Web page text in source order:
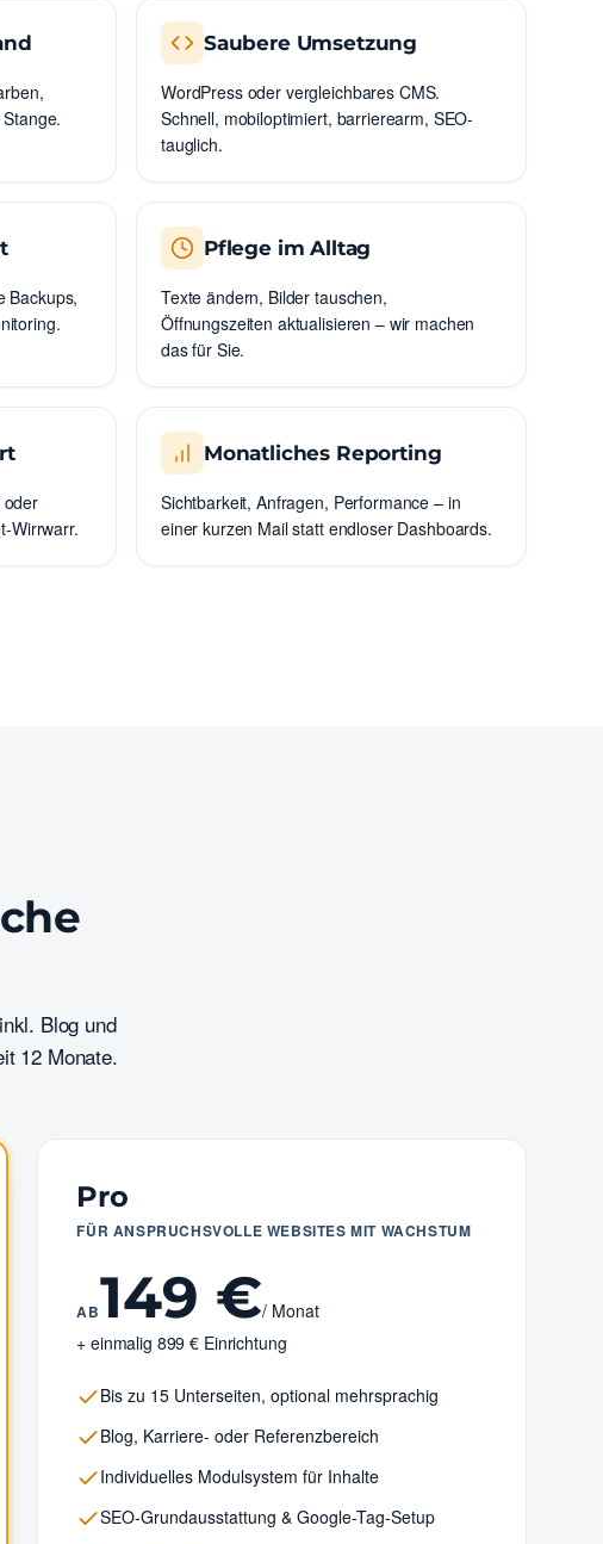
Saubere Umsetzung
WordPress oder vergleichbares CMS.
Schnell, mobiloptimiert, barrierearm, SEO-
tauglich.
Backups,
Pflege im Alltag
Texte ändern, Bilder tauschen,
Öffnungszeiten aktualisieren – wir machen
das für Sie.
oder
Wirrwarr.
Monatliches Reporting
Sichtbarkeit, Anfragen, Performance – in
einer kurzen Mail statt endloser Dashboards.
Blog und
12 Monate.
Pro
FÜR ANSPRUCHSVOLLE WEBSITES MIT WACHSTUM
AB149 €/ Monat
+ einmalig 899 € Einrichtung
Bis zu 15 Unterseiten, optional mehrsprachig
Blog, Karriere- oder Referenzbereich
Individuelles Modulsystem für Inhalte
SEO-Grundausstattung & Google-Tag-Setup